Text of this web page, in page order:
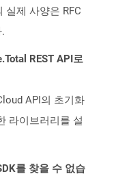
실제 사양은 RFC
REST API로
API의 초기화
라이브러리를 설
를 찾을 수 없습